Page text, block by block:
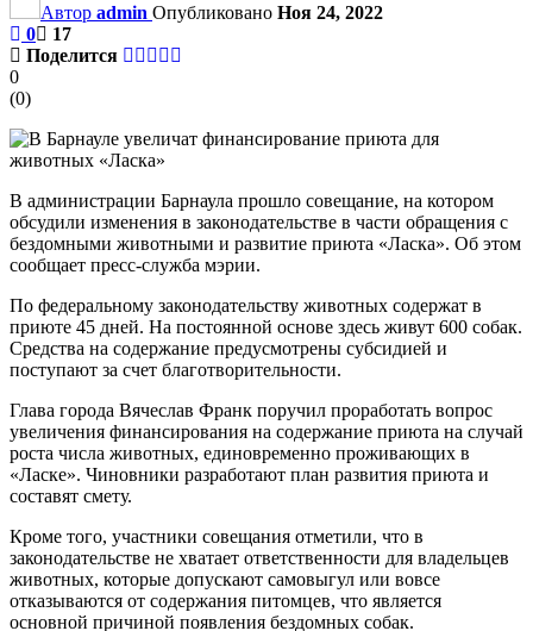
Автор admin Опубликовано Ноя 24, 2022
0
17
Поделится
0
(0)
В администрации Барнаула прошло совещание, на котором
обсудили изменения в законодательстве в части обращения с
бездомными животными и развитие приюта «Ласка». Об этом
сообщает пресс-служба мэрии.
По федеральному законодательству животных содержат в
приюте 45 дней. На постоянной основе здесь живут 600 собак.
Средства на содержание предусмотрены субсидией и
поступают за счет благотворительности.
Глава города Вячеслав Франк поручил проработать вопрос
увеличения финансирования на содержание приюта на случай
роста числа животных, единовременно проживающих в
«Ласке». Чиновники разработают план развития приюта и
составят смету.
Кроме того, участники совещания отметили, что в
законодательстве не хватает ответственности для владельцев
животных, которые допускают самовыгул или вовсе
отказываются от содержания питомцев, что является
основной причиной появления бездомных собак.